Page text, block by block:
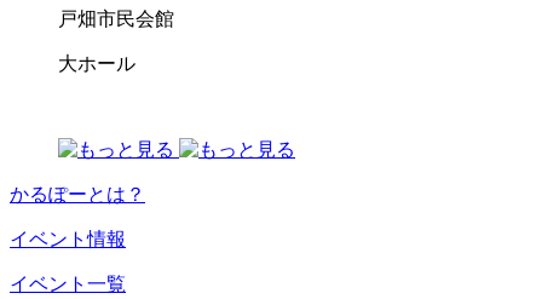
戸畑市民会館
大ホール
かるぽーとは？
イベント情報
イベント一覧